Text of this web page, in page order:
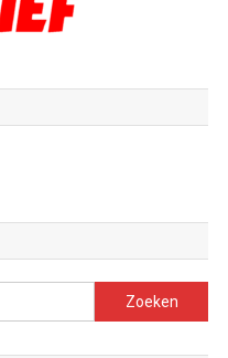
Zoeken
naar: